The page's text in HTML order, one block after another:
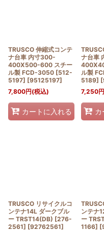
TRUSCO 伸縮式コンテ
ナ台車 内寸300-
400X500-600 スチー
ル製 FCD-3050 [512-
5197] [95125197]
7,800円(税込)
カートに入れる
ナ台車
ル製
5189] [
7,250円
カ
TRUSCO リサイクルコ
ンテナ14L ダークブル
ー TRST14(DB) [276-
2561] [92762561]
ンテナ
ー
1166] [